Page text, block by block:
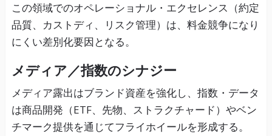
この領域でのオペレーショナル・エクセレンス（約定
品質、カストディ、リスク管理）は、料金競争になり
にくい差別化要因となる。
メディア／指数のシナジー
メディア露出はブランド資産を強化し、指数・データ
は商品開発（ETF、先物、ストラクチャード）やベン
チマーク提供を通じてフライホイールを形成する。